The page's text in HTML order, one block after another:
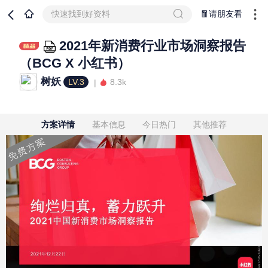
快速找到好资料 🧧请朋友看
2021年新消费行业市场洞察报告
（BCG X 小红书）
树妖 LV.3 8.3k
方案详情 基本信息 今日热门 其他推荐